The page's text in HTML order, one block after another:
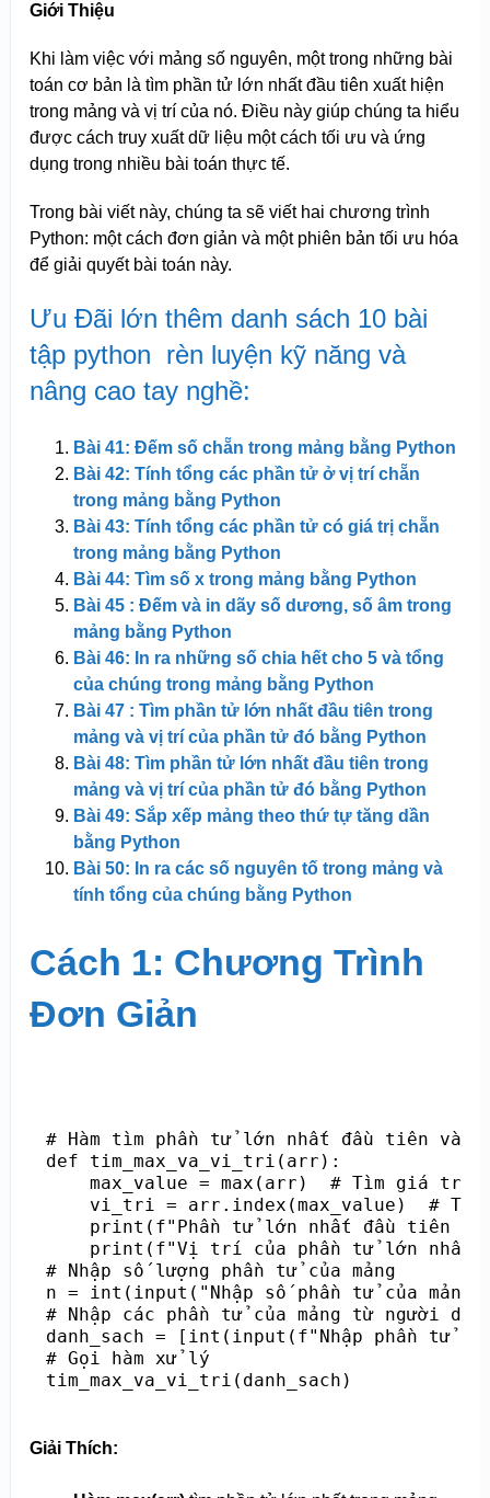
Giới Thiệu
Khi làm việc với mảng số nguyên, một trong những bài
toán cơ bản là tìm phần tử lớn nhất đầu tiên xuất hiện
trong mảng và vị trí của nó. Điều này giúp chúng ta hiểu
được cách truy xuất dữ liệu một cách tối ưu và ứng
dụng trong nhiều bài toán thực tế.
Trong bài viết này, chúng ta sẽ viết hai chương trình
Python: một cách đơn giản và một phiên bản tối ưu hóa
để giải quyết bài toán này.
Ưu Đãi lớn thêm danh sách 10 bài
tập python rèn luyện kỹ năng và
nâng cao tay nghề:
Bài 41: Đếm số chẵn trong mảng bằng Python
Bài 42: Tính tổng các phần tử ở vị trí chẵn
trong mảng bằng Python
Bài 43: Tính tổng các phần tử có giá trị chẵn
trong mảng bằng Python
Bài 44: Tìm số x trong mảng bằng Python
Bài 45 : Đếm và in dãy số dương, số âm trong
mảng bằng Python
Bài 46: In ra những số chia hết cho 5 và tổng
của chúng trong mảng bằng Python
Bài 47 : Tìm phần tử lớn nhất đầu tiên trong
mảng và vị trí của phần tử đó bằng Python
Bài 48: Tìm phần tử lớn nhất đầu tiên trong
mảng và vị trí của phần tử đó bằng Python
Bài 49: Sắp xếp mảng theo thứ tự tăng dần
bằng Python
Bài 50: In ra các số nguyên tố trong mảng và
tính tổng của chúng bằng Python
Cách 1: Chương Trình
Đơn Giản
# Hàm tìm phần tử lớn nhất đầu tiên và
def tim_max_va_vi_tri(arr):
max_value = max(arr)  # Tìm giá trị
vi_tri = arr.index(max_value)  #
print(f"Phần tử lớn nhất đầu tiên
print(f"Vị trí của phần tử lớn
# Nhập số lượng phần tử của mảng
n = int(input("Nhập số phần tử của
# Nhập các phần tử của mảng từ người
danh_sach = [int(input(f"Nhập phần
# Gọi hàm xử lý
tim_max_va_vi_tri(danh_sach)
Giải Thích: